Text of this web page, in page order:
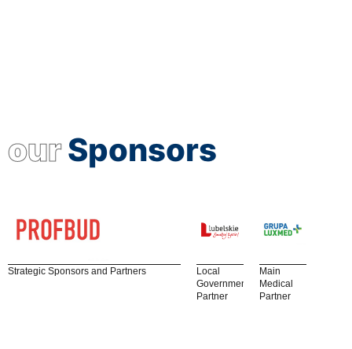
ourSponsors
Strategic Sponsors and Partners
Local
Government
Partner
Main
Medical
Partner